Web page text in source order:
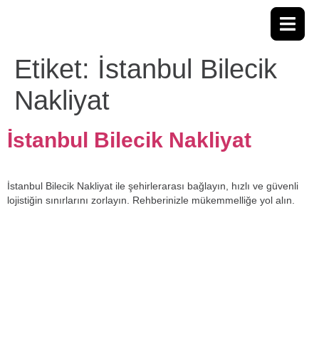
Etiket: İstanbul Bilecik
Nakliyat
İstanbul Bilecik Nakliyat
İstanbul Bilecik Nakliyat ile şehirlerarası bağlayın, hızlı ve güvenli
lojistiğin sınırlarını zorlayın. Rehberinizle mükemmelliğe yol alın.